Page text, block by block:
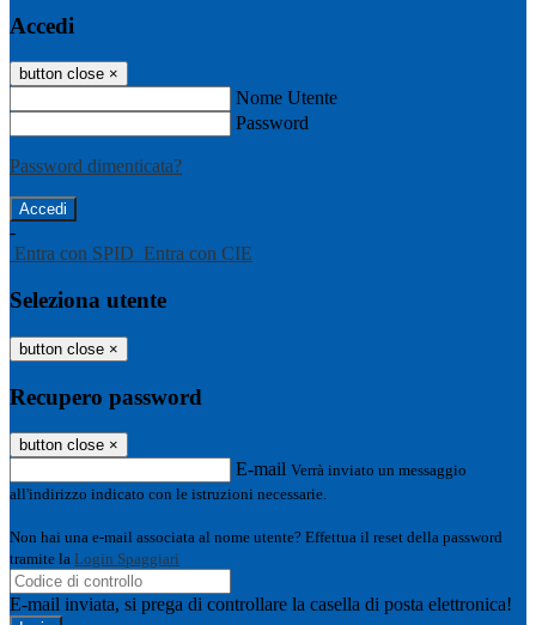
Accedi
button close ×
Nome Utente
Password
Password dimenticata?
-
Entra con SPID Entra con CIE
Seleziona utente
button close ×
Recupero password
button close ×
E-mail Verrà inviato un messaggio
all'indirizzo indicato con le istruzioni necessarie.
Non hai una e-mail associata al nome utente? Effettua il reset della password
tramite la Login Spaggiari
E-mail inviata, si prega di controllare la casella di posta elettronica!